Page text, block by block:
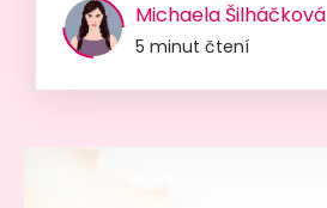
Michaela Šilháčková
5 minut čtení